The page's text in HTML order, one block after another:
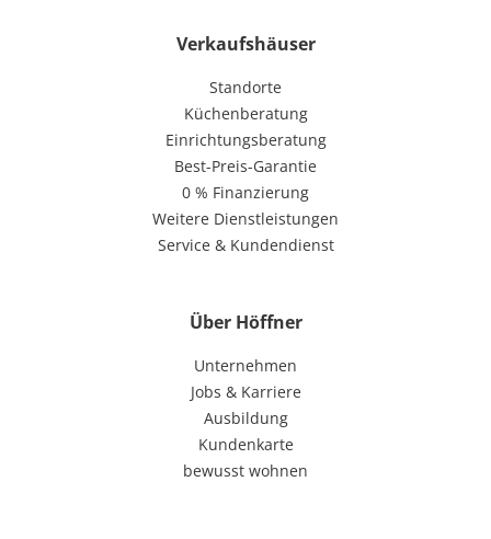
Verkaufshäuser
Standorte
Küchenberatung
Einrichtungsberatung
Best-Preis-Garantie
0 % Finanzierung
Weitere Dienstleistungen
Service & Kundendienst
Über Höffner
Unternehmen
Jobs & Karriere
Ausbildung
Kundenkarte
bewusst wohnen